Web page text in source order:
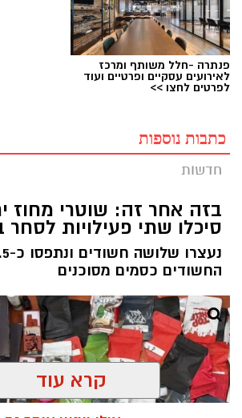
פנתרה -חלל משותף ומרכז
לאירועים עסקיים ופרטיים ועוד
לפרטים לחצו >>
כתבות נוספות
חדשות
בזה אחר זה: שוטרי מחוז
סיכלו שתי פעילויות לסחר
החשודים כסמים מסוכנים
קרא עוד